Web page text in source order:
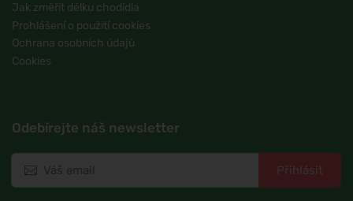
Jak změřit délku chodidla
Prohlášení o použití cookies
Ochrana osobních údajů
Cookies
Odebírejte náš newsletter
Přihlásit